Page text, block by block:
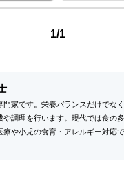
1/1
門家です。栄養バランスだけでな
や調理を行います。現代では食の
療や小児の食育・アレルギー対応